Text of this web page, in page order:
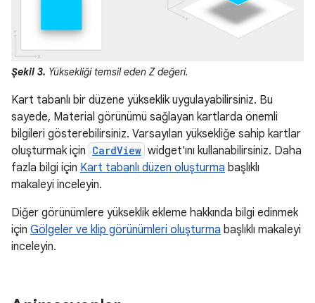
Şekil 3. Yüksekliği temsil eden Zdeğeri.
Kart tabanlı bir düzene yükseklik uygulayabilirsiniz. Bu
sayede, Material görünümü sağlayan kartlarda önemli
bilgileri gösterebilirsiniz. Varsayılan yüksekliğe sahip kartlar
oluşturmak için CardView widget'ını kullanabilirsiniz. Daha
fazla bilgi için Kart tabanlı düzen oluşturma başlıklı
makaleyi inceleyin.
Diğer görünümlere yükseklik ekleme hakkında bilgi edinmek
için Gölgeler ve klip görünümleri oluşturma başlıklı makaleyi
inceleyin.